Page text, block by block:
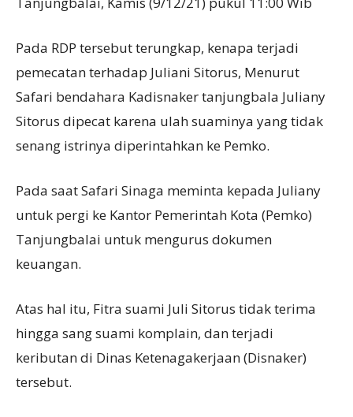
Pada RDP tersebut terungkap, kenapa terjadi
pemecatan terhadap Juliani Sitorus, Menurut
Safari bendahara Kadisnaker tanjungbala Juliany
Sitorus dipecat karena ulah suaminya yang tidak
senang istrinya diperintahkan ke Pemko.
Pada saat Safari Sinaga meminta kepada Juliany
untuk pergi ke Kantor Pemerintah Kota (Pemko)
Tanjungbalai untuk mengurus dokumen
keuangan.
Atas hal itu, Fitra suami Juli Sitorus tidak terima
hingga sang suami komplain, dan terjadi
keributan di Dinas Ketenagakerjaan (Disnaker)
tersebut.